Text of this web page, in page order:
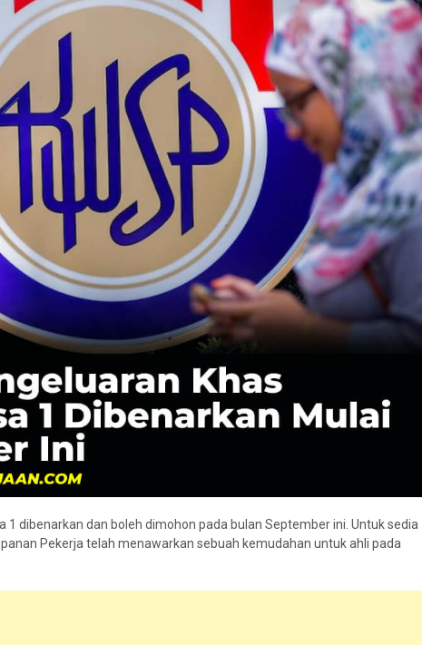
1 dibenarkan dan boleh dimohon pada bulan September ini. Untuk sedia
Pekerja telah menawarkan sebuah kemudahan untuk ahli pada